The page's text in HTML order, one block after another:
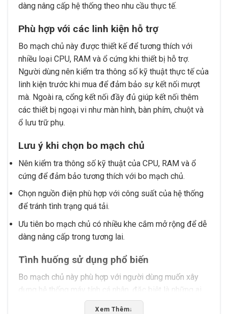
dàng nâng cấp hệ thống theo nhu cầu thực tế.
Phù hợp với các linh kiện hỗ trợ
Bo mạch chủ này được thiết kế để tương thích với
nhiều loại CPU, RAM và ổ cứng khi thiết bị hỗ trợ.
Người dùng nên kiểm tra thông số kỹ thuật thực tế của
linh kiện trước khi mua để đảm bảo sự kết nối mượt
mà. Ngoài ra, cổng kết nối đầy đủ giúp kết nối thêm
các thiết bị ngoại vi như màn hình, bàn phím, chuột và
ổ lưu trữ phụ.
Lưu ý khi chọn bo mạch chủ
Nên kiểm tra thông số kỹ thuật của CPU, RAM và ổ
cứng để đảm bảo tương thích với bo mạch chủ.
Chọn nguồn điện phù hợp với công suất của hệ thống
để tránh tình trạng quá tải.
Ưu tiên bo mạch chủ có nhiều khe cắm mở rộng để dễ
dàng nâng cấp trong tương lai.
Tình huống sử dụng phổ biến
Bo mạch chủ này phù hợp với người dùng muốn xây
dựng hệ thống máy tính cá nhân, đặc biệt là những ai
cần kết nối nhiều thiết bị ngoại vi. Ngoài ra, nó cũng là
Xem Thêm↓